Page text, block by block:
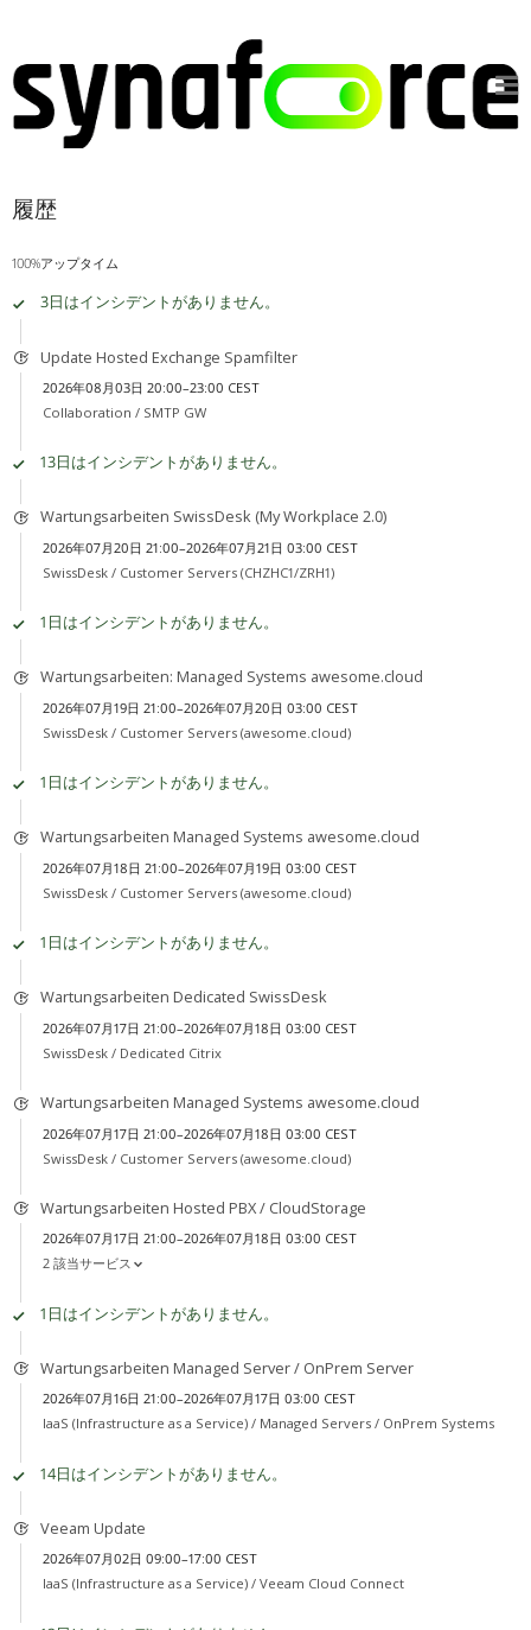
履歴
100%アップタイム
3日はインシデントがありません。
Update Hosted Exchange Spamfilter
2026年08月03日 20:00–23:00 CEST
Collaboration / SMTP GW
13日はインシデントがありません。
Wartungsarbeiten SwissDesk (My Workplace 2.0)
2026年07月20日 21:00–2026年07月21日 03:00 CEST
SwissDesk / Customer Servers (CHZHC1/ZRH1)
1日はインシデントがありません。
Wartungsarbeiten: Managed Systems awesome.cloud
2026年07月19日 21:00–2026年07月20日 03:00 CEST
SwissDesk / Customer Servers (awesome.cloud)
1日はインシデントがありません。
Wartungsarbeiten Managed Systems awesome.cloud
2026年07月18日 21:00–2026年07月19日 03:00 CEST
SwissDesk / Customer Servers (awesome.cloud)
1日はインシデントがありません。
Wartungsarbeiten Dedicated SwissDesk
2026年07月17日 21:00–2026年07月18日 03:00 CEST
SwissDesk / Dedicated Citrix
Wartungsarbeiten Managed Systems awesome.cloud
2026年07月17日 21:00–2026年07月18日 03:00 CEST
SwissDesk / Customer Servers (awesome.cloud)
Wartungsarbeiten Hosted PBX / CloudStorage
2026年07月17日 21:00–2026年07月18日 03:00 CEST
2 該当サービス
1日はインシデントがありません。
Wartungsarbeiten Managed Server / OnPrem Server
2026年07月16日 21:00–2026年07月17日 03:00 CEST
IaaS (Infrastructure as a Service) / Managed Servers / OnPrem Systems
14日はインシデントがありません。
Veeam Update
2026年07月02日 09:00–17:00 CEST
IaaS (Infrastructure as a Service) / Veeam Cloud Connect